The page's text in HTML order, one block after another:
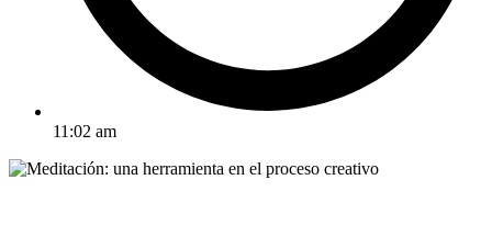
11:02 am